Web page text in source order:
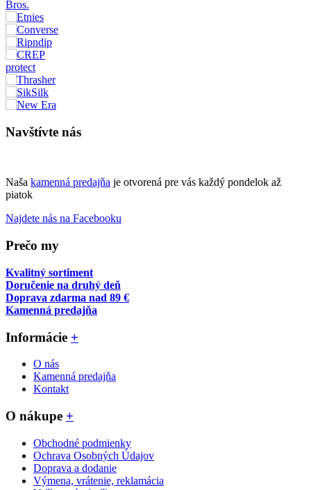
Navštívte nás
Naša kamenná predajňa je otvorená pre vás každý pondelok až
piatok
Najdete nás na Facebooku
Prečo my
Kvalitný sortiment
Doručenie na druhý deň
Doprava zdarma nad 89 €
Kamenná predajňa
Informácie +
O nás
Kamenná predajňa
Kontakt
O nákupe +
Obchodné podmienky
Ochrava Osobných Údajov
Doprava a dodanie
Výmena, vrátenie, reklamácia